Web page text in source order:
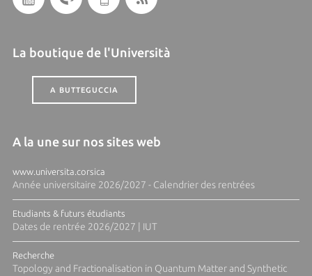
La boutique de l'Università
A BUTTEGUCCIA
A la une sur nos sites web
www.universita.corsica
Année universitaire 2026/2027 - Calendrier des rentrées
Etudiants & futurs étudiants
Dates de rentrée 2026/2027 | IUT
Recherche
Topology and Fractionalisation in Quantum Matter and Synthetic